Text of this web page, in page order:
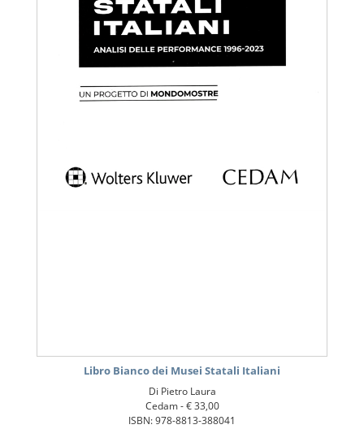
Libro Bianco dei Musei Statali Italiani
Di Pietro Laura
Cedam -€ 33,00
ISBN: 978-8813-388041